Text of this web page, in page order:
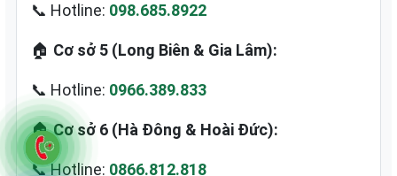
📞 Hotline: 098.685.8922
🏠 Cơ sở 5 (Long Biên & Gia Lâm):
📞 Hotline: 0966.389.833
🏠Cơ sở 6 (Hà Đông & Hoài Đức):
📞 Hotline: 0866.812.818